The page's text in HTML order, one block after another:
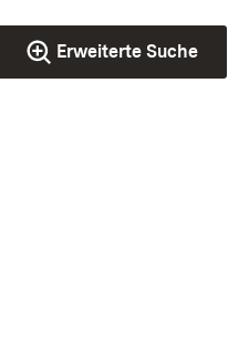
Erweiterte Suche